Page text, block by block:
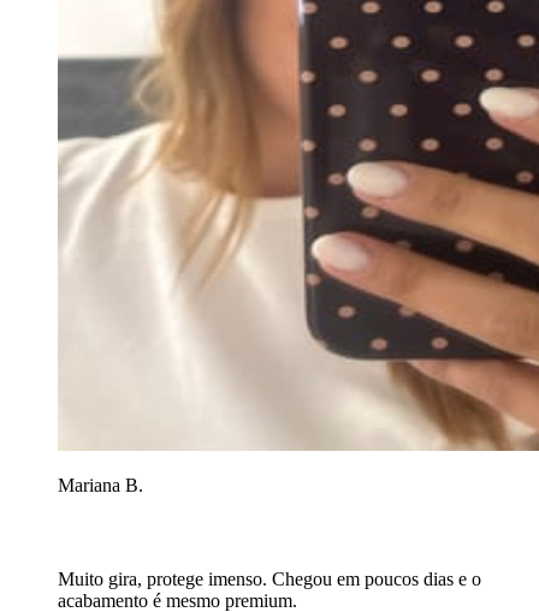
Mariana B.
Muito gira, protege imenso. Chegou em poucos dias e o
acabamento é mesmo premium.